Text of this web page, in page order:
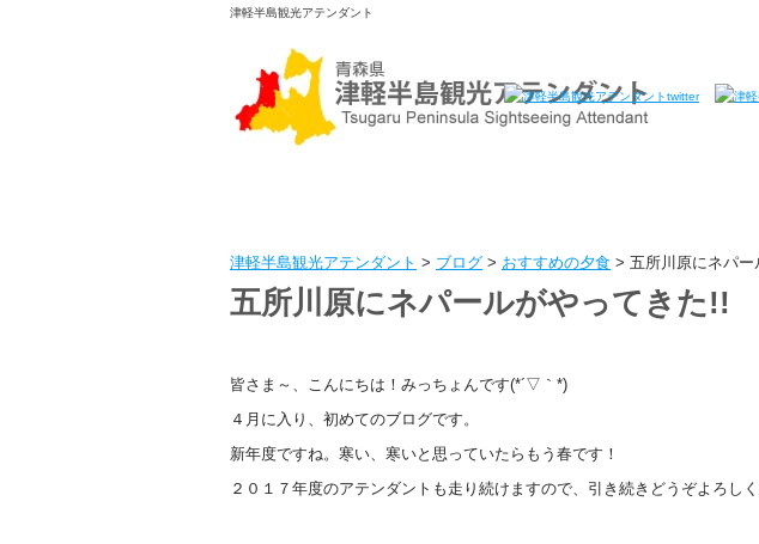
津軽半島観光アテンダント
津軽半島観光アテンダント > ブログ > おすすめの夕食 > 五所川原にネパ
五所川原にネパールがやってきた!!
皆さま～、こんにちは！みっちょんです(*´▽｀*)
４月に入り、初めてのブログです。
新年度ですね。寒い、寒いと思っていたらもう春です！
２０１７年度のアテンダントも走り続けますので、引き続きどうぞよろし